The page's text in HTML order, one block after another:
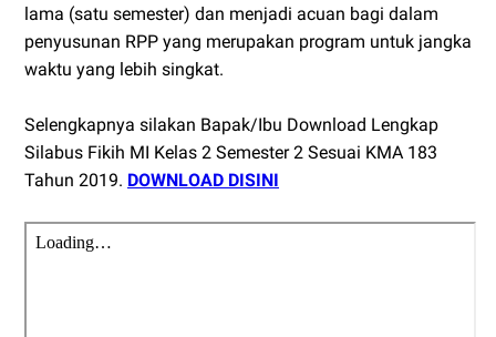
lama (satu semester) dan menjadi acuan bagi dalam
penyusunan RPP yang merupakan program untuk jangka
waktu yang lebih singkat.
Selengkapnya silakan Bapak/Ibu Download Lengkap
Silabus Fikih MI Kelas 2 Semester 2 Sesuai KMA 183
Tahun 2019. DOWNLOAD DISINI